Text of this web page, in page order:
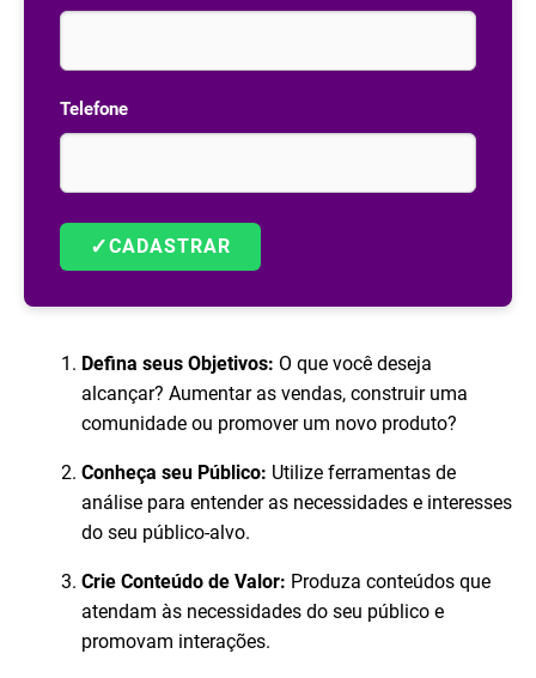
Telefone
✓CADASTRAR
Defina seus Objetivos: O que você deseja
alcançar? Aumentar as vendas, construir uma
comunidade ou promover um novo produto?
Conheça seu Público: Utilize ferramentas de
análise para entender as necessidades e interesses
do seu público-alvo.
Crie Conteúdo de Valor: Produza conteúdos que
atendam às necessidades do seu público e
promovam interações.